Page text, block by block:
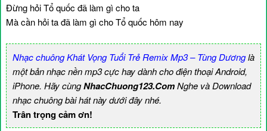
Đừng hỏi Tổ quốc đã làm gì cho ta
Mà cần hỏi ta đã làm gì cho Tổ quốc hôm nay
Nhạc chuông Khát Vọng Tuổi Trẻ Remix Mp3 – Tùng Dươnglà
một bản nhạc nền mp3 cực hay dành cho điện thoại Android,
iPhone. Hãy cùngNhacChuong123.ComNghe và Download
nhạc chuông bài hát này dưới đây nhé.
Trân trọng cảm ơn!